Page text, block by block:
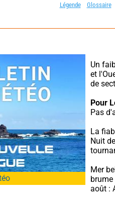
Légende
Glossaire
Un
et
de
Pour
Pas
La
Nuit
Mer
août :